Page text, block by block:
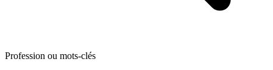
Profession ou mots-clés